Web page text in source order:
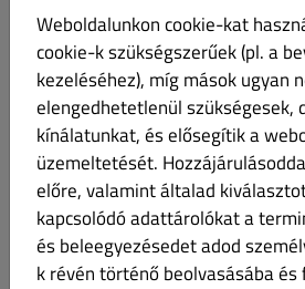
Jelszó megerősítve
Telefonszám
Nincs
Szeretnék frissítéseket kapni
A „Regisztrálok” gombra kattintva
webhelyre vonatkozóÁltalános
Weboldalunkon cookie-kat
cookie-k szükségszerűek (pl. a
kezeléséhez), míg mások ugyan
elengedhetetlenül szükségesek,
kínálatunkat, és elősegítik a
üzemeltetését.
előre, valamint általad
kapcsolódó adattárolókat a
és beleegyezésedet adod
k révén történő beolvasásába és